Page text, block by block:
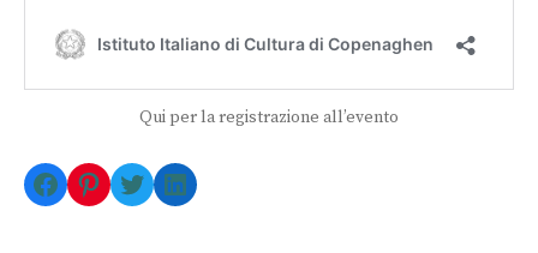
Qui per la registrazione all’evento
Facebook
Pinterest
TwitterLinkedIn